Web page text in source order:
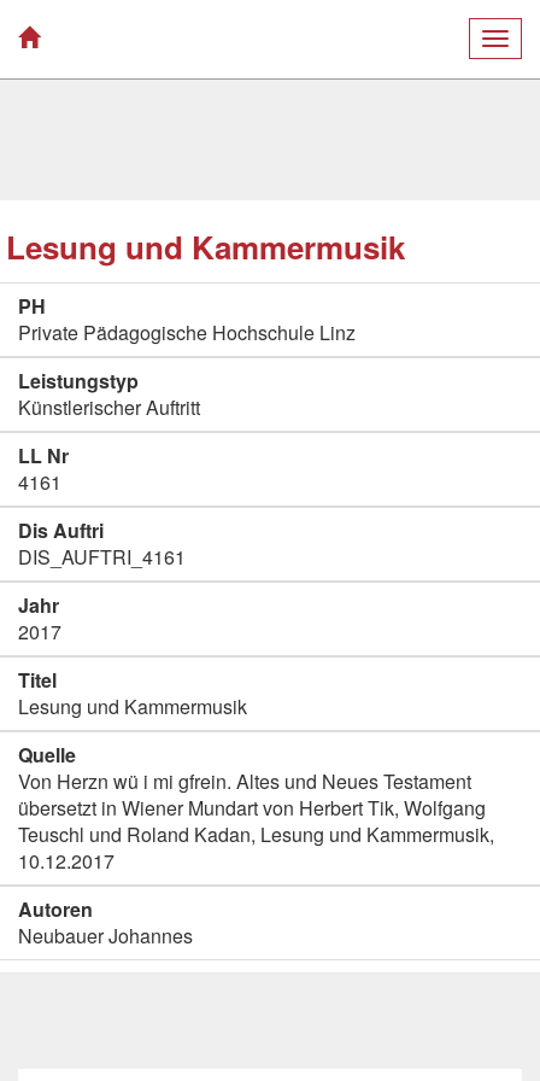
Lesung und Kammermusik
PH
Private Pädagogische Hochschule Linz
Leistungstyp
Künstlerischer Auftritt
LL Nr
4161
Dis Auftri
DIS_AUFTRI_4161
Jahr
2017
Titel
Lesung und Kammermusik
Quelle
Von Herzn wü i mi gfrein. Altes und Neues Testament
übersetzt in Wiener Mundart von Herbert Tik, Wolfgang
Teuschl und Roland Kadan, Lesung und Kammermusik,
10.12.2017
Autoren
Neubauer Johannes